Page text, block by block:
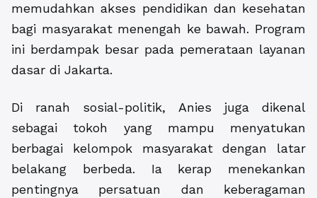
memudahkan akses pendidikan dan kesehatan
bagi masyarakat menengah ke bawah. Program
ini berdampak besar pada pemerataan layanan
dasar di Jakarta.
Di ranah sosial-politik, Anies juga dikenal
sebagai tokoh yang mampu menyatukan
berbagai kelompok masyarakat dengan latar
belakang berbeda. Ia kerap menekankan
pentingnya persatuan dan keberagaman